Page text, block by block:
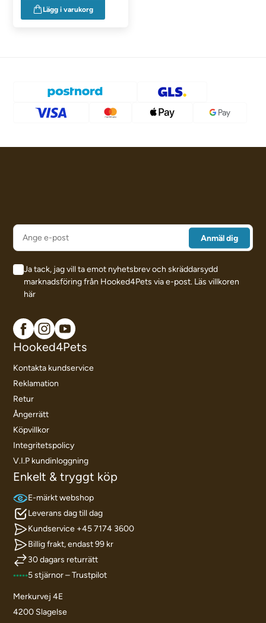
Lägg i varukorg
Ja tack, jag vill ta emot nyhetsbrev och skräddarsydd
marknadsföring från Hooked4Pets via e-post. Läs villkoren
här
Hooked4Pets
Kontakta kundservice
Reklamation
Retur
Ångerrätt
Köpvillkor
Integritetspolicy
V.I.P kundinloggning
Enkelt & tryggt köp
E-märkt webshop
Leverans dag till dag
Kundservice +45 7174 3600
Billig frakt, endast 99 kr
30 dagars returrätt
5 stjärnor – Trustpilot
Merkurvej 4E
4200 Slagelse